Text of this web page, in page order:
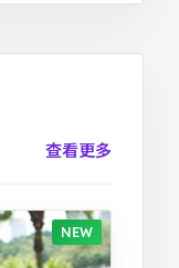
查看更多
NEW